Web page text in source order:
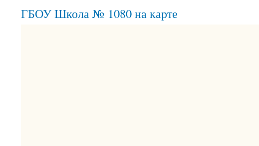
ГБОУ Школа № 1080 на карте